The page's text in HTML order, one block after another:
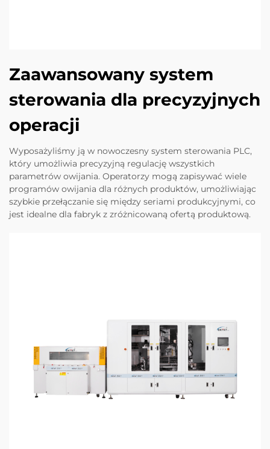
Zaawansowany system
sterowania dla precyzyjnych
operacji
Wyposażyliśmy ją w nowoczesny system sterowania PLC,
który umożliwia precyzyjną regulację wszystkich
parametrów owijania. Operatorzy mogą zapisywać wiele
programów owijania dla różnych produktów, umożliwiając
szybkie przełączanie się między seriami produkcyjnymi, co
jest idealne dla fabryk z zróżnicowaną ofertą produktową.